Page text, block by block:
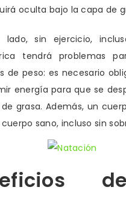
oculta bajo la capa de
lado, sin ejercicio,
tendrá problemas
de peso: es necesario
energía para que se
grasa. Además, un
sano, incluso sin